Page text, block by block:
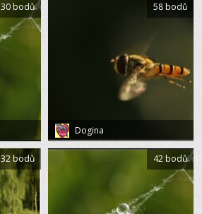
30 bodů
Dogina
58 bodů
32 bodů 42 bodů